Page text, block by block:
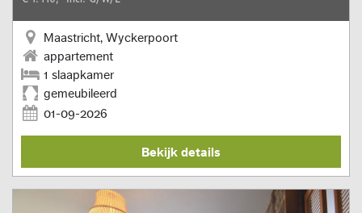
Maastricht, Wyckerpoort
appartement
1 slaapkamer
gemeubileerd
01-09-2026
Bekijk details